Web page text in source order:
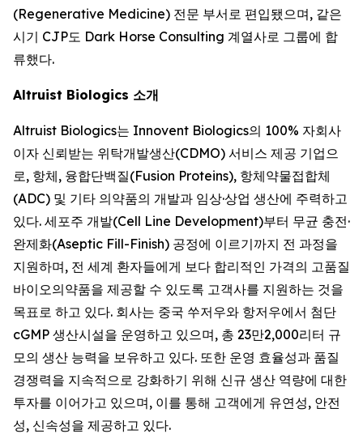
(Regenerative Medicine) 전문 부서로 편입됐으며, 같은
시기 CJP도 Dark Horse Consulting 계열사로 그룹에 합
류했다.
Altruist Biologics 소개
Altruist Biologics는 Innovent Biologics의 100% 자회사
이자 신뢰받는 위탁개발생산(CDMO) 서비스 제공 기업으
로, 항체, 융합단백질(Fusion Proteins), 항체약물접합체
(ADC) 및 기타 의약품의 개발과 임상·상업 생산에 주력하고
있다. 세포주 개발(Cell Line Development)부터 무균 충전·
완제화(Aseptic Fill-Finish) 공정에 이르기까지 전 과정을
지원하며, 전 세계 환자들에게 보다 합리적인 가격의 고품질
바이오의약품을 제공할 수 있도록 고객사를 지원하는 것을
목표로 하고 있다. 회사는 중국 쑤저우와 항저우에서 첨단
cGMP 생산시설을 운영하고 있으며, 총 23만2,000리터 규
모의 생산 능력을 보유하고 있다. 또한 운영 효율성과 품질
경쟁력을 지속적으로 강화하기 위해 신규 생산 역량에 대한
투자를 이어가고 있으며, 이를 통해 고객에게 유연성, 안전
성, 신속성을 제공하고 있다.